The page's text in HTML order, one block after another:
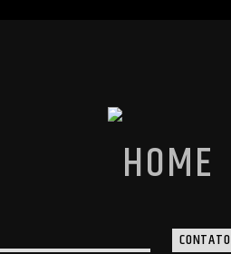
CONTATO